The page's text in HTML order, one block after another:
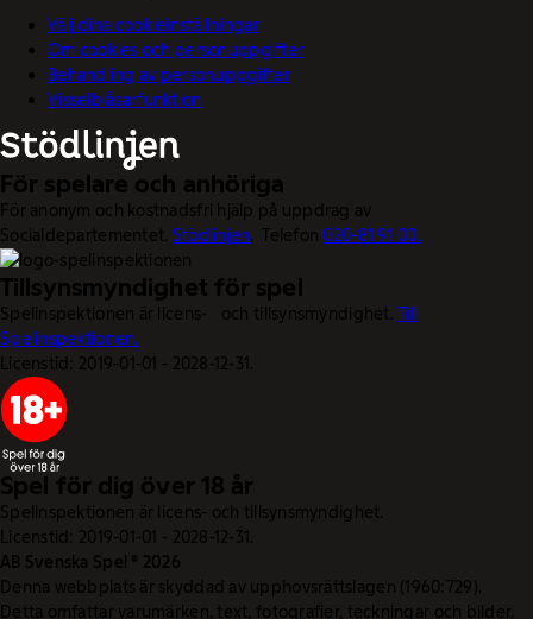
Välj dina cookieinställningar
Om cookies och personuppgifter
Behandling av personuppgifter
Visselblåsarfunktion
För spelare och anhöriga
För anonym och kostnadsfri hjälp på uppdrag av
Socialdepartementet. Stödlinjen. Telefon020-81 91 00.
Tillsynsmyndighet för spel
Spelinspektionen är licens- och tillsynsmyndighet.Till
Spelinspektionen.
Licenstid: 2019-01-01 - 2028-12-31.
Spel för dig över 18 år
Spelinspektionen är licens- och tillsynsmyndighet.
Licenstid: 2019-01-01 - 2028-12-31.
AB Svenska Spel © 2026
Denna webbplats är skyddad av upphovsrättslagen (1960:729).
Detta omfattar varumärken, text, fotografier, teckningar och bilder.